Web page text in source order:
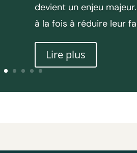
devient un enjeu
à la fois à réduire leur
Lire plus